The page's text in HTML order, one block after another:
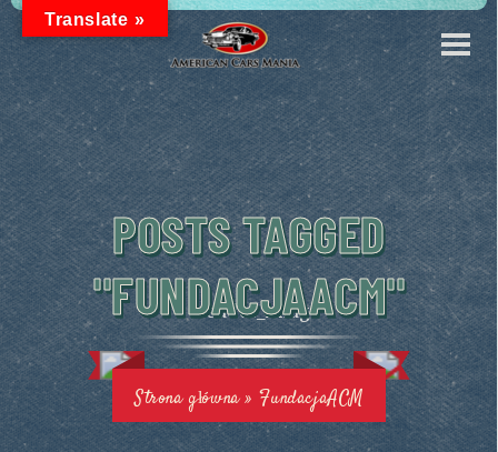
POSTS TAGGED
"FUNDACJAACM"
Strona główna»FundacjaACM
Translate »